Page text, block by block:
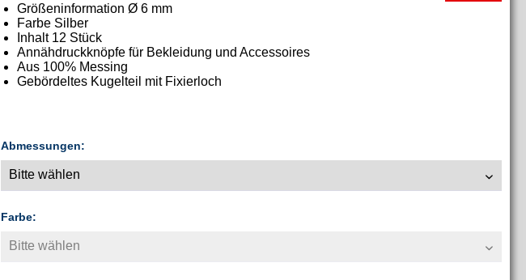
Größeninformation Ø 6 mm
Farbe Silber
Inhalt 12 Stück
Annähdruckknöpfe für Bekleidung und Accessoires
Aus 100% Messing
Gebördeltes Kugelteil mit Fixierloch
Abmessungen:
Farbe: